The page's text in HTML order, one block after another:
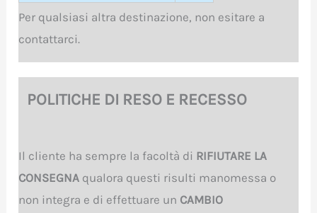
Per qualsiasi altra destinazione, non esitare a
contattarci.
POLITICHE DI RESO E RECESSO
Il cliente ha sempre la facoltà di RIFIUTARE LA
CONSEGNA qualora questi risulti manomessa o
non integra e di effettuare un CAMBIO